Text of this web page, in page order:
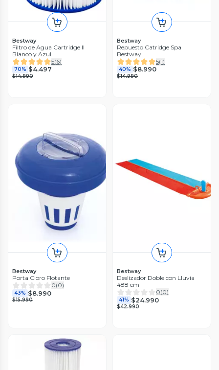
Bestway
Filtro de Agua Cartridge II
Blanco y Azul
5(6)
70% $4.497
$14.990
Bestway
Repuesto Catridge Spa
Bestway
5(1)
40% $8.990
$14.990
Bestway
Porta Cloro Flotante
0(0)
43% $8.990
$15.990
Bestway
Deslizador Doble con Lluvia
488 cm
0(0)
41% $24.990
$42.990